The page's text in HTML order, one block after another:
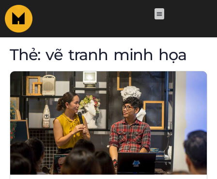
Thẻ:vẽ tranh minh họa